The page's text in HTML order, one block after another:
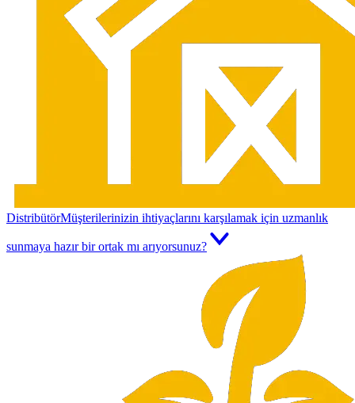
DistribütörMüşterilerinizin ihtiyaçlarını karşılamak için uzmanlık
sunmaya hazır bir ortak mı arıyorsunuz?